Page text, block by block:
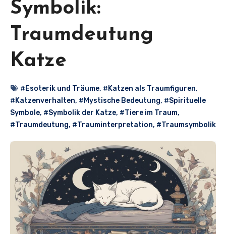
Symbolik:
Traumdeutung
Katze
#Esoterik und Träume, #Katzen als Traumfiguren,
#Katzenverhalten, #Mystische Bedeutung, #Spirituelle
Symbole, #Symbolik der Katze, #Tiere im Traum,
#Traumdeutung, #Trauminterpretation, #Traumsymbolik